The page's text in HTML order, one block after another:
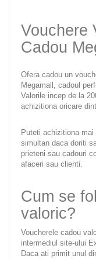
Vouchere
Cadou
Ofera cadou un
Megamall, cadoul
Valorile incep de la
achizitiona oricare
Puteti achizitiona
simultan daca doriti
prieteni sau cadouri
afaceri sau clienti.
Cum se
valoric?
Voucherele cadou
intermediul site-ului
Daca ati primit unul